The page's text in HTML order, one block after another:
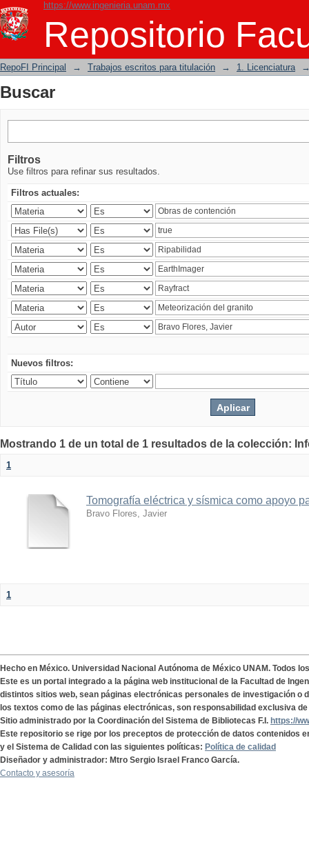
https://www.ingenieria.unam.mx
Repositorio
Buscar
RepoFI Principal → Trabajos escritos para titulación → 1. Licenciatura
Buscar
Filtros
Use filtros para refinar sus resultados.
Filtros actuales:
Nuevos filtros:
Mostrando 1 de un total de 1 resultados de la colección:
1
Tomografía eléctrica y sísmica como apoyo
Bravo Flores, Javier
1
Hecho en México. Universidad Nacional Autónoma de México UNAM. Todos
Este es un portal integrado a la página web institucional de la Facultad de
distintos sitios web, sean páginas electrónicas personales de investigación o
los textos como de las páginas electrónicas, son responsabilidad exclusiva
Sitio administrado por la Coordinación del Sistema de Bibliotecas F.I. https://
Este repositorio se rige por los preceptos de protección de datos contenidos
y el Sistema de Calidad con las siguientes políticas: Política de calidad
Diseñador y administrador: Mtro Sergio Israel Franco García.
Contacto y asesoría